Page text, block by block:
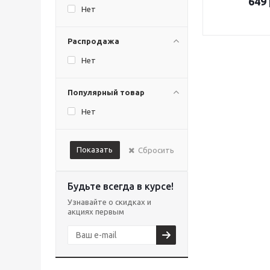
Нет
Распродажа
Нет
Популярный товар
Нет
Показать Сбросить
Будьте всегда в курсе!
Узнавайте о скидках и
акциях первым